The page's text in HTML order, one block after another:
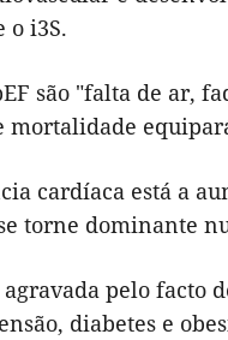
o i3S.
são "falta de ar,
mortalidade
cardíaca está a
torne dominante
pelo facto
diabetes e